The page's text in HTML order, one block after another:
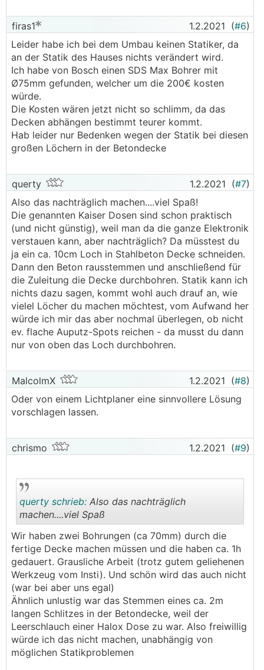
firas1 1.2.2021 (#6)
Leider habe ich bei dem Umbau keinen Statiker, da
an der Statik des Hauses nichts verändert wird.
Ich habe von Bosch einen SDS Max Bohrer mit
Ø75mm gefunden, welcher um die 200€ kosten
würde.
Die Kosten wären jetzt nicht so schlimm, da das
Decken abhängen bestimmt teurer kommt.
Hab leider nur Bedenken wegen der Statik bei diesen
großen Löchern in der Betondecke
querty 1.2.2021 (#7)
Also das nachträglich machen....viel Spaß!
Die genannten Kaiser Dosen sind schon praktisch
(und nicht günstig), weil man da die ganze Elektronik
verstauen kann, aber nachträglich? Da müsstest du
ja ein ca. 10cm Loch in Stahlbeton Decke schneiden.
Dann den Beton rausstemmen und anschließend für
die Zuleitung die Decke durchbohren. Statik kann ich
nichts dazu sagen, kommt wohl auch drauf an, wie
vielel Löcher du machen möchtest, vom Aufwand her
würde ich mir das aber nochmal überlegen, ob nicht
ev. flache Auputz-Spots reichen - da musst du dann
nur von oben das Loch durchbohren.
MalcolmX 1.2.2021 (#8)
Oder von einem Lichtplaner eine sinnvollere Lösung
vorschlagen lassen.
chrismo 1.2.2021 (#9)
..
querty schrieb: Also das nachträglich
machen....viel Spaß
Wir haben zwei Bohrungen (ca 70mm) durch die
fertige Decke machen müssen und die haben ca. 1h
gedauert. Grausliche Arbeit (trotz gutem geliehenen
Werkzeug vom Insti). Und schön wird das auch nicht
(war bei aber uns egal)
Ähnlich unlustig war das Stemmen eines ca. 2m
langen Schlitzes in der Betondecke, weil der
Leerschlauch einer Halox Dose zu war. Also freiwillig
würde ich das nicht machen, unabhängig von
möglichen Statikproblemen